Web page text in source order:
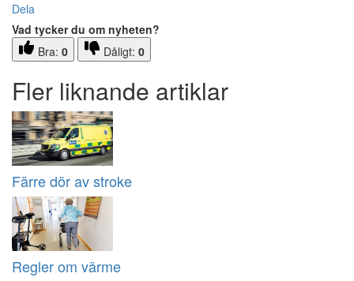
Dela
Vad tycker du om nyheten?
Bra: 0 Dåligt: 0
Fler liknande artiklar
Färre dör av stroke
Regler om värme